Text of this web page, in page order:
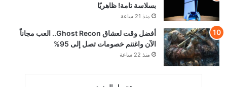
بسلاسة تامة! ظاهريًا
منذ 21 ساعة
أفضل وقت لعشاق Ghost Recon.. العب مجاناً
الآن واغتنم خصومات تصل إلى 95%
منذ 22 ساعة